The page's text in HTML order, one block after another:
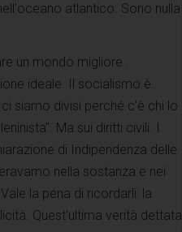
atlantico. Sono nulla
un mondo migliore .
ideale. Il socialismo è
siamo divisi perché c'è chi lo
Ma sui diritti civili. I
di Indipendenza delle
nella sostanza e nei
la pena di ricordarli: la
Quest'ultima verità dettata